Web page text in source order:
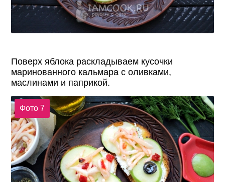
Поверх яблока раскладываем кусочки
маринованного кальмара с оливками,
маслинами и паприкой.
Фото 7